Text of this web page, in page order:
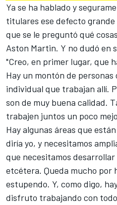
Ya se ha hablado y
titulares ese defecto
que se le preguntó qué
Aston Martin. Y no dudó en
"Creo, en primer lugar, que
Hay un montón de
individual que trabajan allí.
son de muy buena calidad.
trabajen juntos un poco
Hay algunas áreas que
diría yo, y necesitamos
que necesitamos
etcétera. Queda mucho por
estupendo. Y, como digo,
disfruto trabajando con